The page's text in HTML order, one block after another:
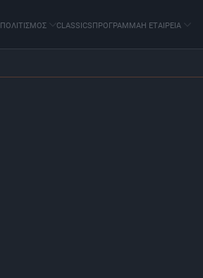
ΠΟΛΙΤΙΣΜΟΣ CLASSICSΠΡΟΓΡΑΜΜΑΗ ΕΤΑΙΡΕΙΑ